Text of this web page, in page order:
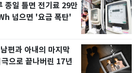
종일 틀면 전기료 29만
넘으면 '요금 폭탄'
편과 아내의 마지막
으로 끝나버린 17년